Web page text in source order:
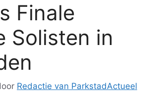
Finale
Solisten in
Redactie van ParkstadActueel